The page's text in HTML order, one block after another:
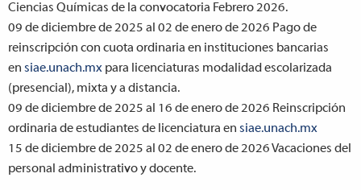
Ciencias Químicas de la convocatoria Febrero 2026.
09 de diciembre de 2025 al 02 de enero de 2026 Pago de
reinscripción con cuota ordinaria en instituciones bancarias
en siae.unach.mx para licenciaturas modalidad escolarizada
(presencial), mixta y a distancia.
09 de diciembre de 2025 al 16 de enero de 2026 Reinscripción
ordinaria de estudiantes de licenciatura en siae.unach.mx
15 de diciembre de 2025 al 02 de enero de 2026Vacaciones del
personal administrativo y docente.